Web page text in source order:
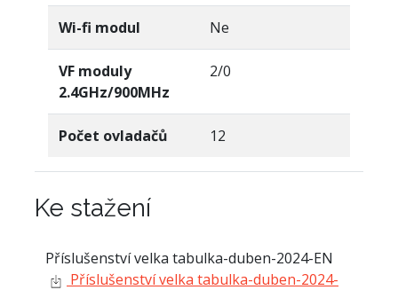
Wi-fi modul Ne
VF moduly
2.4GHz/900MHz
2/0
Počet ovladačů 12
Ke stažení
Příslušenství velka tabulka-duben-2024-EN
Příslušenství velka tabulka-duben-2024-